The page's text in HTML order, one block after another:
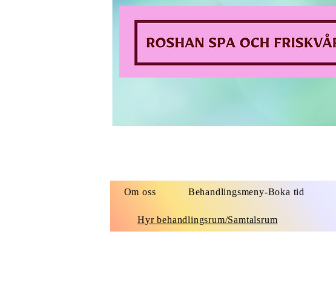
Om oss Behandlingsmeny-Boka tid
Hyr behandlingsrum/Samtalsrum